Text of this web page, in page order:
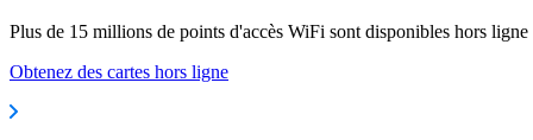
Plus de 15 millions de points d'accès WiFi sont disponibles hors ligne
Obtenez des cartes hors ligne